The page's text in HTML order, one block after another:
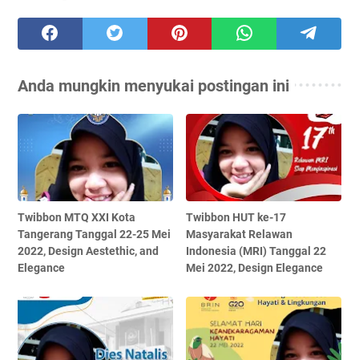
Anda mungkin menyukai postingan ini
Twibbon MTQ XXI Kota
Tangerang Tanggal 22-25 Mei
2022, Design Aestethic, and
Elegance
Twibbon HUT ke-17
Masyarakat Relawan
Indonesia (MRI) Tanggal 22
Mei 2022, Design Elegance